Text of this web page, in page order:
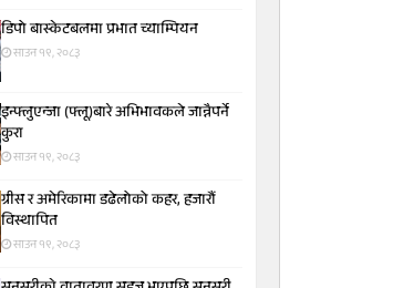
डिपो बास्केटबलमा प्रभात च्याम्पियन
साउन १९, २०८३
इन्फ्लुएन्जा (फ्लू)बारे अभिभावकले जान्नैपर्ने
कुरा
साउन १९, २०८३
ग्रीस र अमेरिकामा डढेलोको कहर, हजारौं
विस्थापित
साउन १९, २०८३